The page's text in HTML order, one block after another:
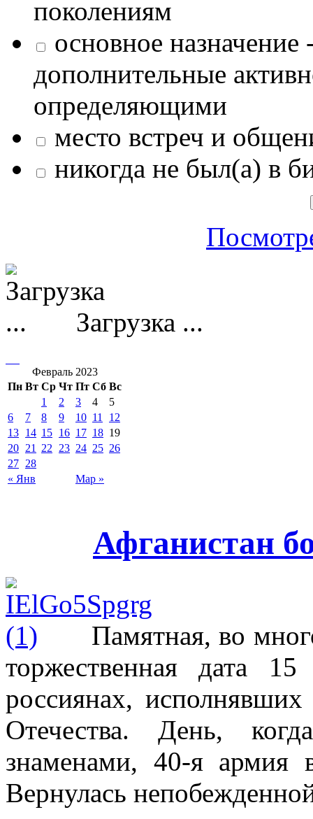
поколениям
основное назначение
дополнительные
определяющими
место встреч и
никогда не был(а) в
Загрузка ...
Февраль 2023
Пн Вт Ср Чт Пт Сб Вс
« Янв Мар »
1 2 3 4
5
6
7 8 9 10 11
12
13 14 15 16 17 18 19
20 21 22 23 24 25 26
27 28
Афганистан
Памятная, во
торжественная дата
россиянах,
Отечества. День,
знаменами, 40-я армия
Вернулась